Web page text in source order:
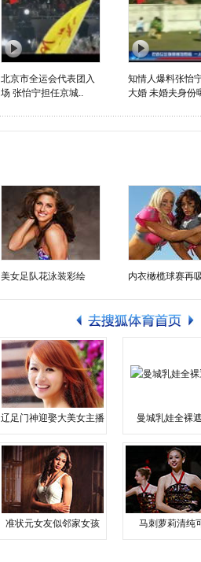
北京市全运会代表团入
场 张怡宁担任京城..
知情人爆料张怡
大婚 未婚夫身份
美女足队花泳装彩绘 内衣橄榄球赛再
辽足门神迎娶大美女主播 曼城乳娃全裸
准状元女友似邻家女孩 马刺萝莉清纯